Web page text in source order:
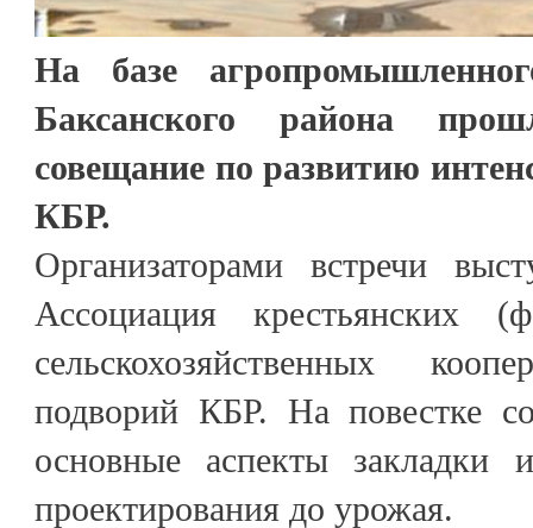
На базе
Баксанского района
совещание по развитию
КБР.
Организаторами встречи
Ассоциация крестьянских
сельскохозяйственных
подворий КБР. На повестке
основные аспекты закладки
проектирования до урожая.